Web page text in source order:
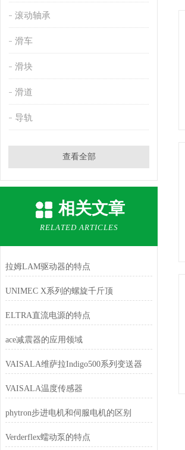
滚动轴承
滑车
滑块
滑道
导轨
查看全部
相关文章
RELATED ARTICLES
拉姆LAM驱动器的特点
UNIMEC X系列的螺旋千斤顶
ELTRA直流电源的特点
ace减震器的应用领域
VAISALA维萨拉Indigo500系列变送器
VAISALA温度传感器
phytron步进电机和伺服电机的区别
Verderflex蠕动泵的特点